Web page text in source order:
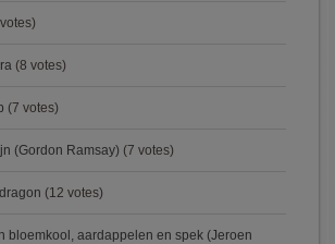
(8 votes)
(7 votes)
(Gordon Ramsay) (7 votes)
(12 votes)
bloemkool, aardappelen en spek (Jeroen